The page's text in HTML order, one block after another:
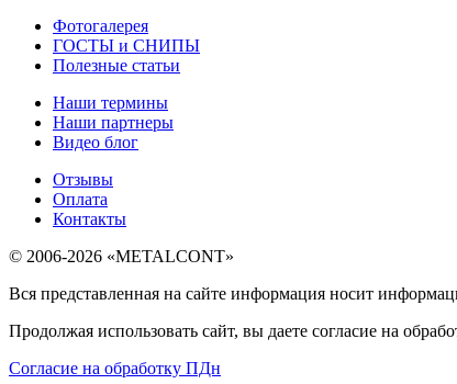
Фотогалерея
ГОСТЫ и СНИПЫ
Полезные статьи
Наши термины
Наши партнеры
Видео блог
Отзывы
Оплата
Контакты
© 2006-2026 «METALCONT»
Вся представленная на сайте информация носит
Продолжая использовать сайт, вы даете согласие на
Согласие на обработку ПДн